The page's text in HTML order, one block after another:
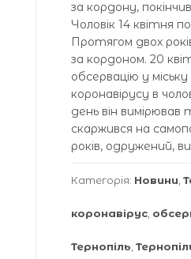
за кордону,
Чоловік 14 квітня
Протягом двох
за кордоном. 20
обсервацію у
коронавірусу в
день він
скаржився на
років, одружений,
Категорія: Новини
коронавірус
Тернопіль